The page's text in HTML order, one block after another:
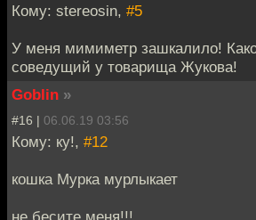
Кому: stereosin, #5
У меня мимиметр зашкалило!
соведущий у товарища Жукова!
Goblin »
#16 | 06.06.19 03:56
Кому: ку!, #12
кошка Мурка мурлыкает